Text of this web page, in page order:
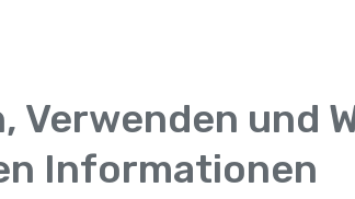
Verwenden und
Informationen